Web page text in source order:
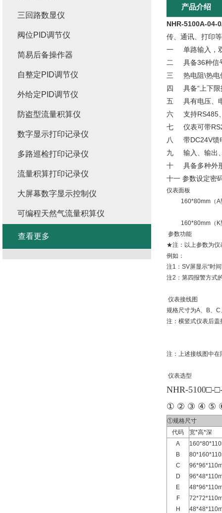
产品介绍
NHR-5100A-04-
传、通讯、打印
一 单路输入，双
二 具备36种信
三 热电阻\热电
四 具备“上下限
五 具有电压、
六 支持RS485、
七 仪表可带
八 带DC24V馈
九 输入、输出
十 具备多种外
十一 参数设定密
仪表面板
160*80mm（A
160*80mm（K
参数功能
★注：以上参数为仪
例如：
注1：SV屏显示“时
注2：第四报警方式
仪表接线图
规格尺寸为A、B、
注：横竖式仪表后
注：上述接线图中
仪表选型
NHR-5100□-
① ② ③ ④ ⑤
①规格尺寸
代码
宽*高*深
A
B
C
D
E
F
H
三回路数显仪
阀位PID调节仪
简易后备操作器
自整定PID调节仪
外给定PID调节仪
防盗型流量积算仪
数字显示打印记录仪
多路巡检打印记录仪
流量积算打印记录仪
大屏幕数字显示控制仪
可编程天然气流量积算仪
查看更多